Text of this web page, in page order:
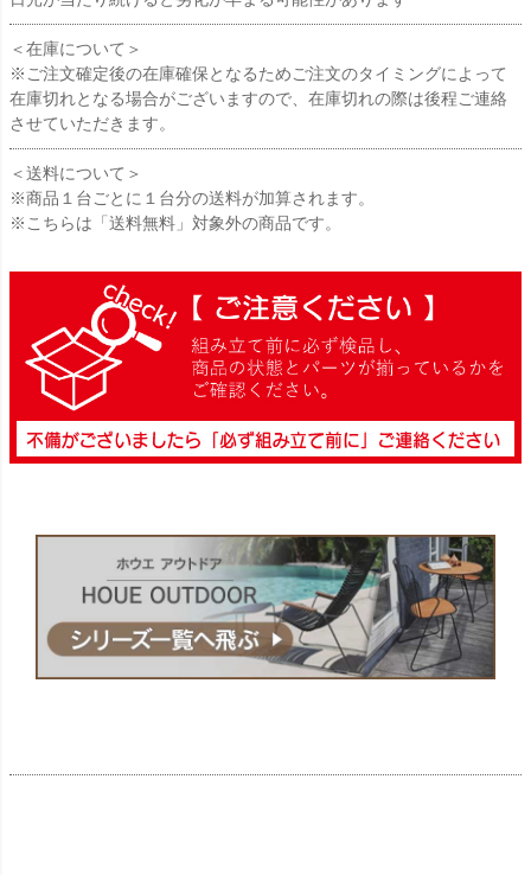
＜在庫について＞
※ご注文確定後の在庫確保となるためご注文のタイミングによって
在庫切れとなる場合がございますので、在庫切れの際は後程ご連絡
させていただきます。
＜送料について＞
※商品１台ごとに１台分の送料が加算されます。
※こちらは「送料無料」対象外の商品です。